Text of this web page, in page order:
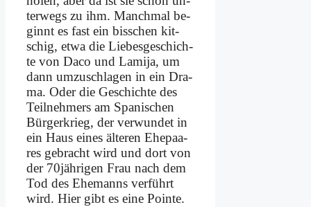
ter­wegs zu ihm. Manch­mal be­
ginnt es fast ein biss­chen kit­
schig, et­wa die Lie­bes­ge­schich­
te von Da­co und La­mi­ja, um
dann um­zu­schla­gen in ein Dra­
ma. Oder die Ge­schich­te des
Teil­neh­mers am Spa­ni­schen
Bür­ger­krieg, der ver­wun­det in
ein Haus ei­nes äl­te­ren Ehe­paa­
res ge­bracht wird und dort von
der 70jährigen Frau nach dem
Tod des Ehe­manns ver­führt
wird. Hier gibt es ei­ne Poin­te.